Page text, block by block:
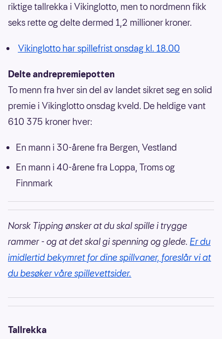
riktige tallrekka i Vikinglotto, men to nordmenn fikk
seks rette og delte dermed 1,2 millioner kroner.
Vikinglotto har spillefrist onsdag kl. 18.00
Delte andrepremiepotten
To menn fra hver sin del av landet sikret seg en solid
premie i Vikinglotto onsdag kveld. De heldige vant
610 375 kroner hver:
En mann i 30-årene fra Bergen, Vestland
En mann i 40-årene fra Loppa, Troms og
Finnmark
Norsk Tipping ønsker at du skal spille i trygge
rammer - og at det skal gi spenning og glede. Er du
imidlertid bekymret for dine spillvaner, foreslår vi at
du besøker våre spillevettsider.
Tallrekka